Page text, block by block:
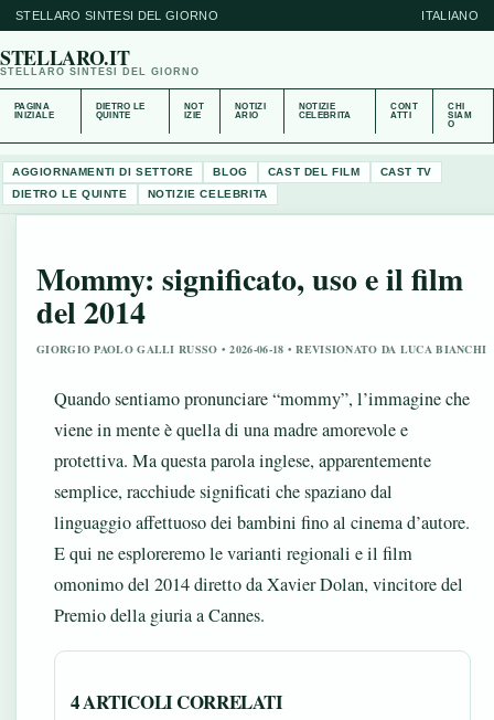
STELLARO SINTESI DEL GIORNO ITALIANO
STELLARO.IT
STELLARO SINTESI DEL GIORNO
PAGINA
INIZIALE
DIETRO LE
QUINTE
NOT
IZIE
NOTIZI
ARIO
NOTIZIE
CELEBRITA
CONT
ATTI
CHI
SIAM
O
AGGIORNAMENTI DI SETTORE BLOG CAST DEL FILM
CAST TV
DIETRO LE QUINTE
NOTIZIE CELEBRITA
Mommy: significato, uso e il film
del 2014
GIORGIO PAOLO GALLI RUSSO • 2026-06-18 • REVISIONATO DA LUCA BIANCHI
Quando sentiamo pronunciare “mommy”, l’immagine che
viene in mente è quella di una madre amorevole e
protettiva. Ma questa parola inglese, apparentemente
semplice, racchiude significati che spaziano dal
linguaggio affettuoso dei bambini fino al cinema d’autore.
E qui ne esploreremo le varianti regionali e il film
omonimo del 2014 diretto da Xavier Dolan, vincitore del
Premio della giuria a Cannes.
4 ARTICOLI CORRELATI